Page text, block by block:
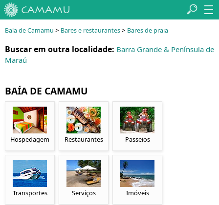
Baía de Camamu > Bares e restaurantes> Bares de praia
Buscar em outra localidade: Barra Grande & Península de
Maraú
BAÍA DE CAMAMU
Hospedagem Restaurantes Passeios
Transportes Serviços Imóveis